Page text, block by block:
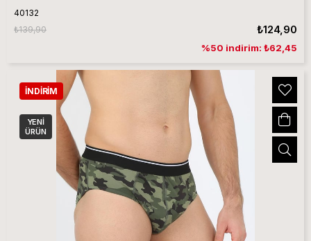
40132
₺124,90
₺139,90
%50 indirim: ₺62,45
İNDIRIM
YENI
ÜRÜN